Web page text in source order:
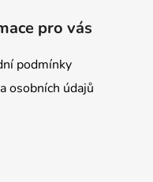
pro vás
podmínky
osobních údajů